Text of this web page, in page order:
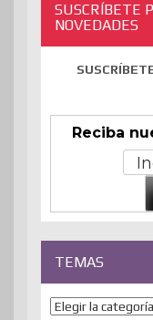
SUSCRÍBETE
NOVEDADES
Reciba
TEMAS
Temas